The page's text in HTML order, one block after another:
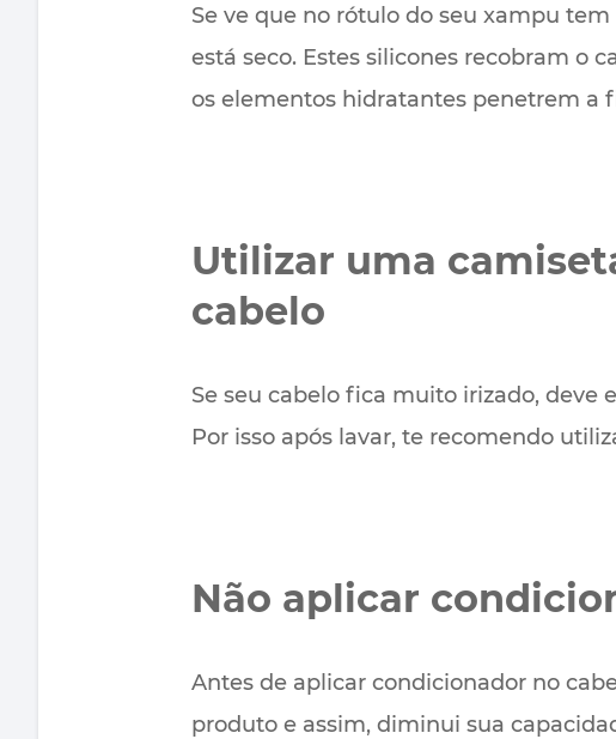
Se ve que no rótulo do seu xampu
está seco. Estes silicones recobram o
os elementos hidratantes penetrem a
Utilizar uma
cabelo
Se seu cabelo fica muito irizado, deve
Por isso após lavar, te recomendo
Não aplicar
Antes de aplicar condicionador no
produto e assim, diminui sua